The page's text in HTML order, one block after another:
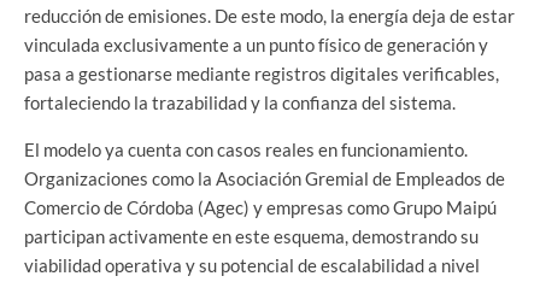
reducción de emisiones. De este modo, la energía deja de estar
vinculada exclusivamente a un punto físico de generación y
pasa a gestionarse mediante registros digitales verificables,
fortaleciendo la trazabilidad y la confianza del sistema.
El modelo ya cuenta con casos reales en funcionamiento.
Organizaciones como la Asociación Gremial de Empleados de
Comercio de Córdoba (Agec) y empresas como Grupo Maipú
participan activamente en este esquema, demostrando su
viabilidad operativa y su potencial de escalabilidad a nivel